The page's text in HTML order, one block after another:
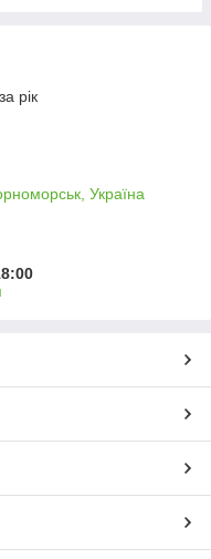
рік
Україна